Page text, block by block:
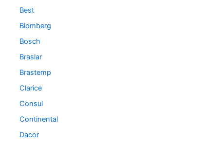
Best
Blomberg
Bosch
Braslar
Brastemp
Clarice
Consul
Continental
Dacor